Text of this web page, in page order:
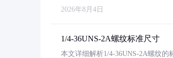
2026年8月4日
1/4-36UNS-2A螺纹标准尺寸
本文详细解析1/4-36UNS-2A螺纹